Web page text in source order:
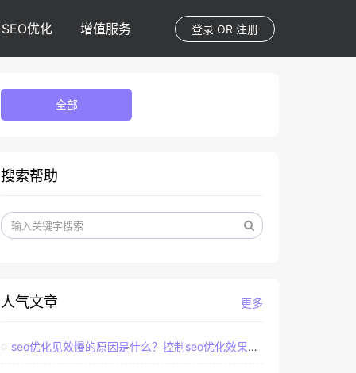
登录 OR 注册
SEO优化 增值服务
全部
搜索帮助
更多
人气文章
seo优化见效慢的原因是什么？控制seo优化效果的直接因素